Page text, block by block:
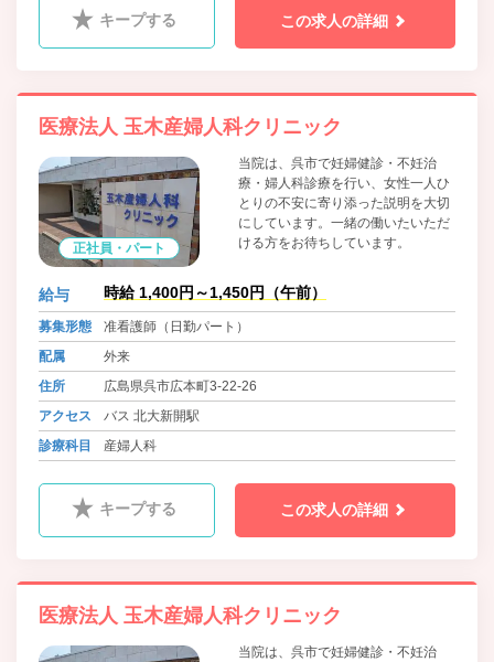
ニック外科、麻酔科
キープする この求人の詳細
医療法人 玉木産婦人科クリニック
正社員・パート
当院は、呉市で妊婦健診・不妊治
療・婦人科診療を行い、女性一人ひ
とりの不安に寄り添った説明を大切
にしています。一緒の働いたいただ
ける方をお待ちしています。
給与 時給 1,400円～1,450円（午前）
募集形態
准看護師（日勤パート）
配属
外来
住所
広島県呉市広本町3-22-26
アクセス
バス 北大新開駅
診療科目
産婦人科
キープする この求人の詳細
医療法人 玉木産婦人科クリニック
当院は、呉市で妊婦健診・不妊治